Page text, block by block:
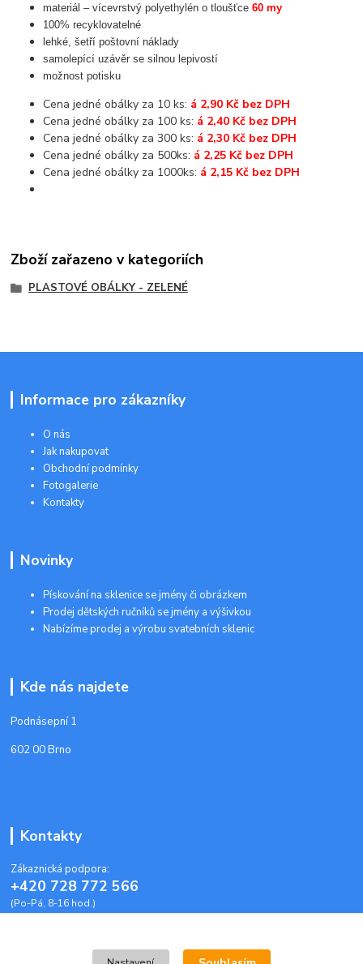
materiál – vícevrstvý polyethylén o tloušťce60 my
100% recyklovatelné
lehké, šetří poštovní náklady
samolepící uzávěr se silnou lepivostí
možnost potisku
Cena jedné obálky za 10 ks: á 2,90 Kč bez DPH
Cena jedné obálky za 100 ks: á 2,40 Kč bez DPH
Cena jedné obálky za 300 ks: á 2,30 Kč bez DPH
Cena jedné obálky za 500ks: á 2,25 Kč bez DPH
Cena jedné obálky za 1000ks: á 2,15 Kč bez DPH
Zboží zařazeno v kategoriích
PLASTOVÉ OBÁLKY - ZELENÉ
Informace pro zákazníky
O nás
Jak nakupovat
Obchodní podmínky
Fotogalerie
Kontakty
Novinky
Pískování na sklenice se jmény či obrázkem
Prodej dětských ručníků se jmény a výšivkou
Nabízíme prodej a výrobu svatebních sklenic
Kde nás najdete
Podnásepní 1
602 00 Brno
Kontakty
Zákaznická podpora:
+420 728 772 566
(Po-Pá, 8-16 hod.)